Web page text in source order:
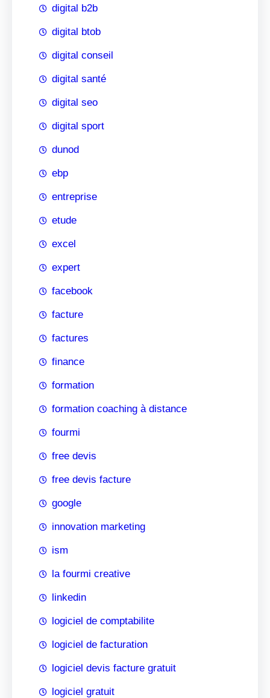
digital b2b
digital btob
digital conseil
digital santé
digital seo
digital sport
dunod
ebp
entreprise
etude
excel
expert
facebook
facture
factures
finance
formation
formation coaching à distance
fourmi
free devis
free devis facture
google
innovation marketing
ism
la fourmi creative
linkedin
logiciel de comptabilite
logiciel de facturation
logiciel devis facture gratuit
logiciel gratuit